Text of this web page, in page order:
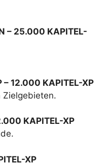
– 25.000 KAPITEL-
– 12.000 KAPITEL-XP
Zielgebieten.
KAPITEL-XP
XP